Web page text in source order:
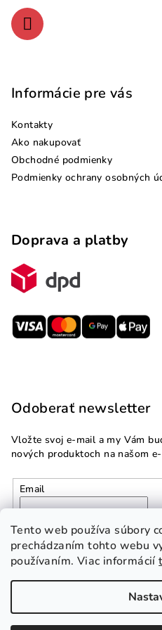
Tento web používa súbory
prechádzaním tohto webu
používaním. Viac informácií
Informácie pre vás
Kontakty
Ako nakupovať
Obchodné podmienky
Podmienky ochrany osobných
Doprava a platby
Odoberať newsletter
Vložte svoj e-mail a my Vám
nových produktoch na našom
Email
Vložením e-mailu súhlasíte s
osobných údajov
Prihlásiť sa